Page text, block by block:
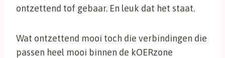
ontzettend tof gebaar. En leuk dat het staat.
Wat ontzettend mooi toch die verbindingen die
passen heel mooi binnen de kOERzone